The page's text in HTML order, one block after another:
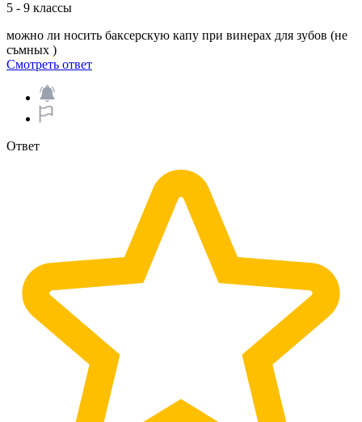
5 - 9 классы
можно ли носить баксерскую капу при винерах для зубов (не
съмных )​
Смотреть ответ
Ответ